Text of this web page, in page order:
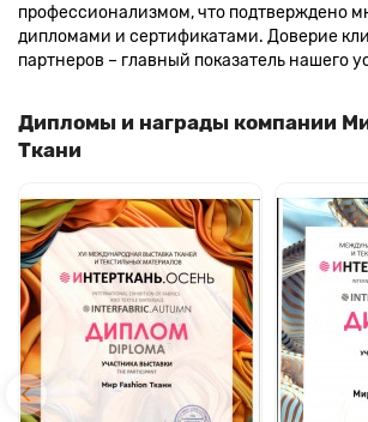
профессионализмом, что подтверждено
дипломами и сертификатами. Доверие
партнеров – главный показатель нашего
Дипломы и награды компании
Ткани